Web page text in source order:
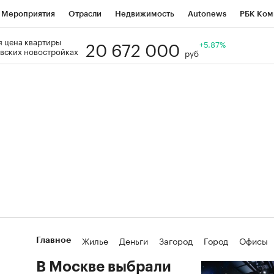
Мероприятия Отрасли Недвижимость Autonews РБК
Визионеры
цена квартиры
новостройках
20 672 000 руб
+5.87%
Главное Жилье Деньги Загород Город
Офисы
В Москве выбрали